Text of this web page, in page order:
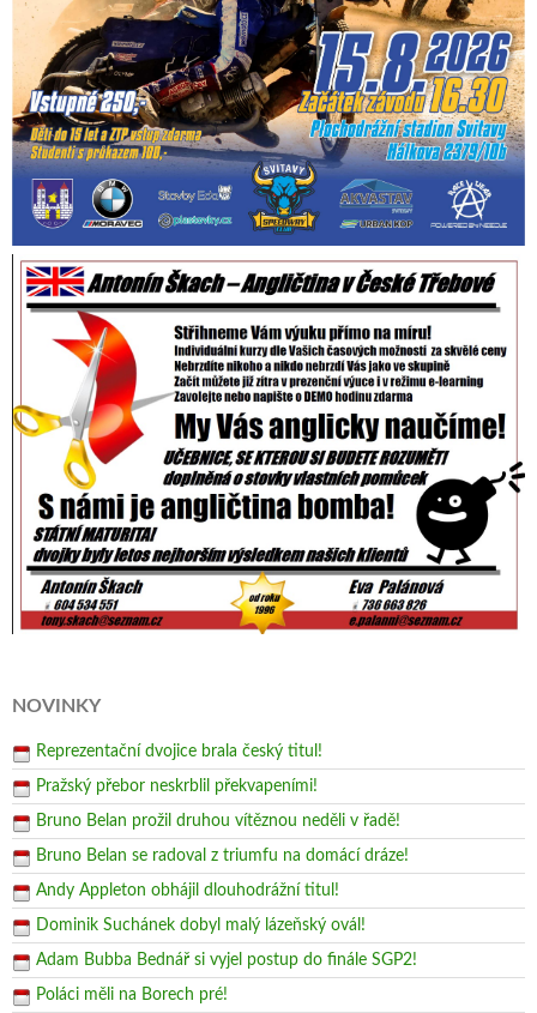
NOVINKY
Reprezentační dvojice brala český titul!
Pražský přebor neskrblil překvapeními!
Bruno Belan prožil druhou vítěznou neděli v řadě!
Bruno Belan se radoval z triumfu na domácí dráze!
Andy Appleton obhájil dlouhodrážní titul!
Dominik Suchánek dobyl malý lázeňský ovál!
Adam Bubba Bednář si vyjel postup do finále SGP2!
Poláci měli na Borech pré!